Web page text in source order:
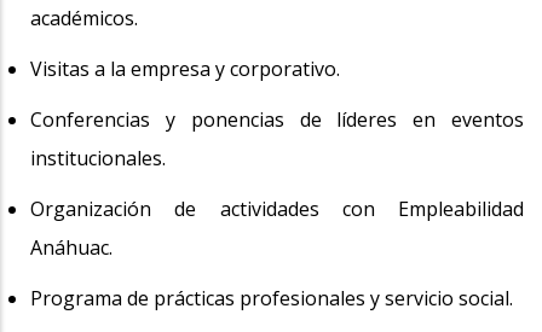
académicos.
Visitas a la empresa y corporativo.
Conferencias y ponencias de líderes en eventos
institucionales.
Organización de actividades con Empleabilidad
Anáhuac.
Programa de prácticas profesionales y servicio social.